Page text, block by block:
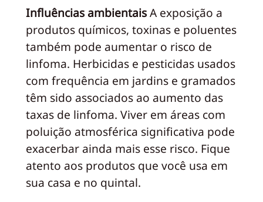
Influências ambientaisA exposição a
produtos químicos, toxinas e poluentes
também pode aumentar o risco de
linfoma. Herbicidas e pesticidas usados
com frequência em jardins e gramados
têm sido associados ao aumento das
taxas de linfoma. Viver em áreas com
poluição atmosférica significativa pode
exacerbar ainda mais esse risco. Fique
atento aos produtos que você usa em
sua casa e no quintal.